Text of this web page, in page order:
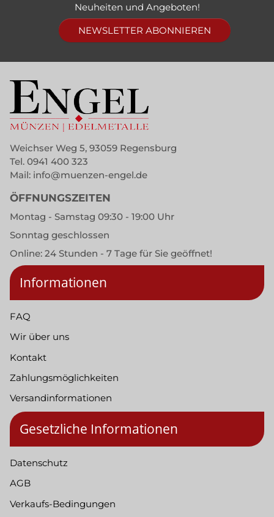
Neuheiten und Angeboten!
NEWSLETTER ABONNIEREN
Weichser Weg 5, 93059 Regensburg
Tel. 0941 400 323
Mail: info@muenzen-engel.de
ÖFFNUNGSZEITEN
Montag - Samstag 09:30 - 19:00 Uhr
Sonntag geschlossen
Online: 24 Stunden - 7 Tage für Sie geöffnet!
Informationen
FAQ
Wir über uns
Kontakt
Zahlungsmöglichkeiten
Versandinformationen
Gesetzliche Informationen
Datenschutz
AGB
Verkaufs-Bedingungen